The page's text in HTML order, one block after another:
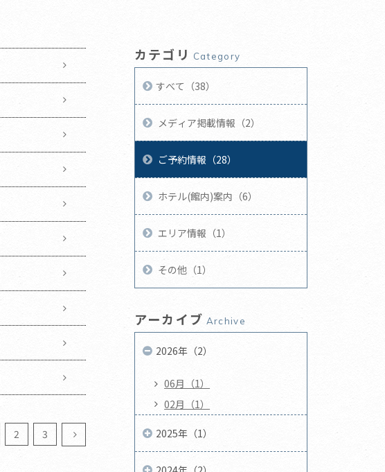
2 3
カテゴリ Category
すべて（38）
メディア掲載情報（2）
ご予約情報（28）
ホテル(館内)案内（6）
エリア情報（1）
その他（1）
アーカイブ Archive
2026年（2）
06月（1）
02月（1）
2025年（1）